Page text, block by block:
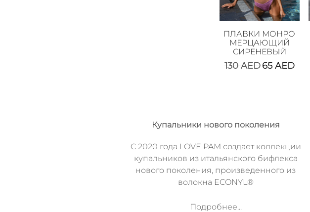
ПЛАВКИ МОНРО
МЕРЦАЮЩИЙ
СИРЕНЕВЫЙ
130AED65 AED
Купальники нового поколения
C 2020 года LOVE PAM создает коллекции
купальников из итальянского бифлекса
нового поколения, произведенного из
волокна ECONYL®
Подробнее...